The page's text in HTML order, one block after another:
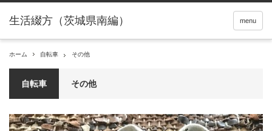
menu
ホーム 自転車 その他
自転車 その他